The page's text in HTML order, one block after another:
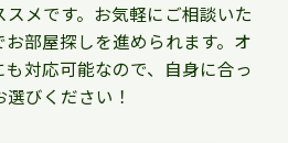
メです。お気軽にご相談いた
部屋探しを進められます。オ
対応可能なので、自身に合っ
びください！